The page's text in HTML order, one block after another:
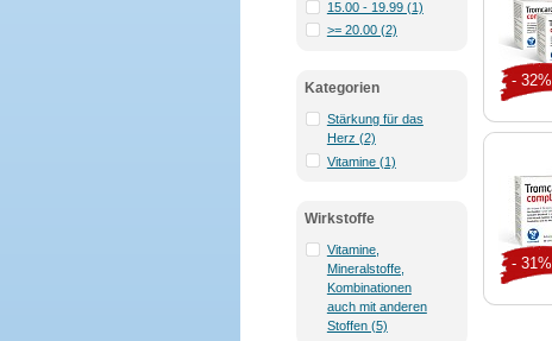
15.00 - 19.99 (1)
>= 20.00 (2)
Kategorien
Stärkung für das
Herz (2)
Vitamine (1)
Wirkstoffe
Vitamine,
Mineralstoffe,
Kombinationen
auch mit anderen
Stoffen (5)
- 32%
- 31%